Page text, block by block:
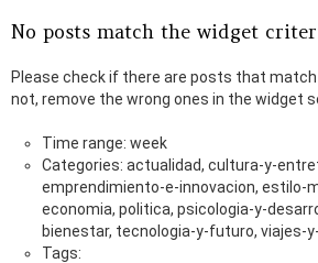
No posts match the widget
Please check if there are posts that
not, remove the wrong ones in the widget
Time range: week
Categories: actualidad, cultura-y-
emprendimiento-e-innovacion, estilo-
economia, politica, psicologia-y-
bienestar, tecnologia-y-futuro, viajes-
Tags: